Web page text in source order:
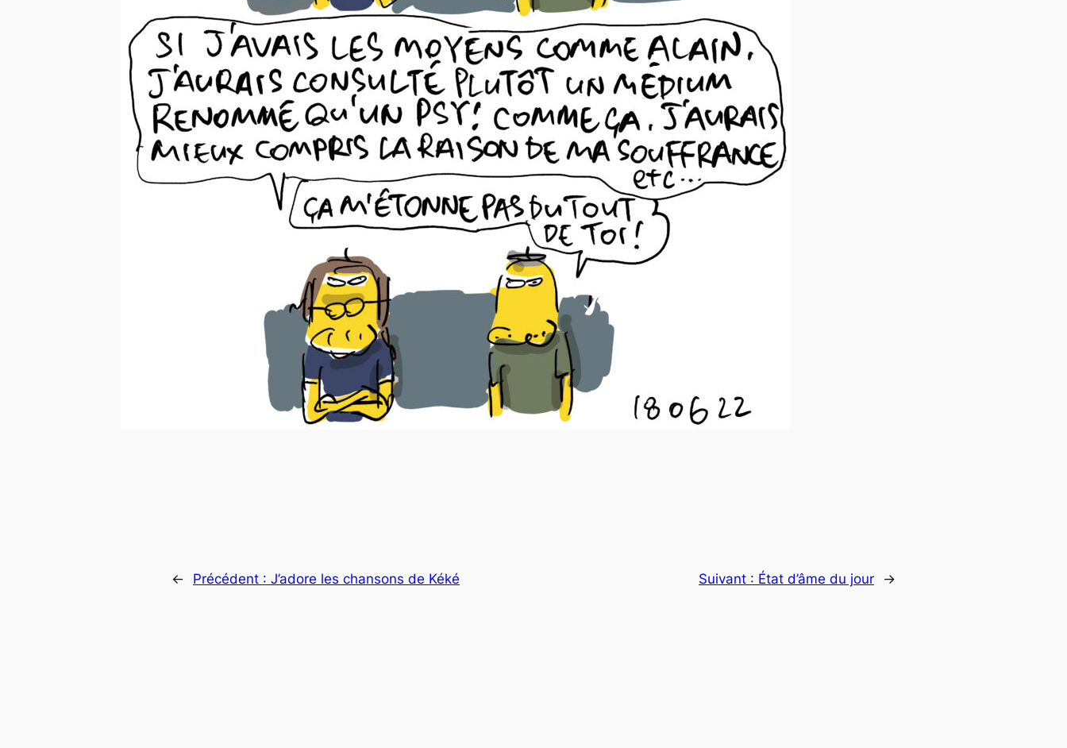
← Précédent : J’adore les chansons de Kéké Suivant : État d’âme du jour →